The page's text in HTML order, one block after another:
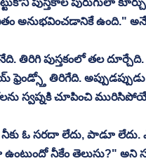
పుస్తకాల పురుగులా
అనుభవించడానికే ఉంది."
తిరిగి పుస్తకంలో తల
తిరిగేది.
స్వప్నకి చూపించి
నీకు ఓ సరదా లేదు, పాడూ లేదు.
ఉంటుందో నీకేం తెలుసు?" అని